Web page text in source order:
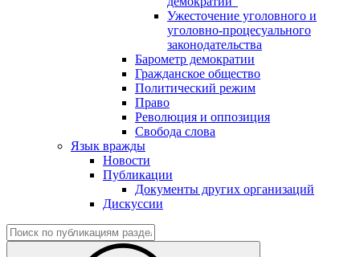
Ужесточение уголовного и
уголовно-процесуального
законодательства
Барометр демократии
Гражданское общество
Политический режим
Право
Революция и оппозиция
Свобода слова
Язык вражды
Новости
Публикации
Документы других организаций
Дискуссии